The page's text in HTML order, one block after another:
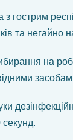
та негайно
на